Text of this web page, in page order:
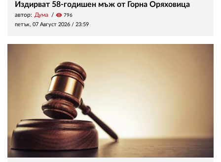
Издирват 58-годишен мъж от Горна Оряховица
автор: Дума visibility 796
петък, 07 Август 2026 / 23:59